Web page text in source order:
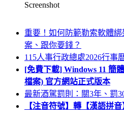
Screenshot
重要！如何防範勒索軟體
案、跟你要錢？
115人事行政總處2026行事
[免費下載] Windows 11 簡
檔案) 官方網站正式版本
最新酒駕罰則：關3年、罰
【注音符號】轉【漢語拼